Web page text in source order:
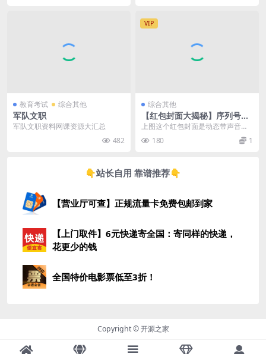
教育考试 综合其他
军队文职
军队文职资料网课资源大汇总
482
VIP
综合其他
【红包封面大揭秘】序列号获
取+制作步骤全公开，轻松制
上图这个红包封面是动态带声音特
效的，特别炫酷！不信你买一个~
180 1
👇站长自用 靠谱推荐👇
【营业厅可查】正规流量卡免费包邮到家
【上门取件】6元快递寄全国：寄同样的快递，
花更少的钱
全国特价电影票低至3折！
Copyright © 开源之家